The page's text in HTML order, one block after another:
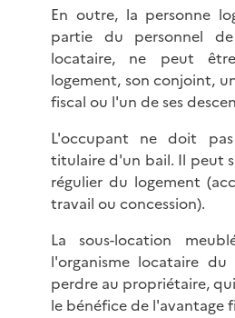
En outre, la personne
partie du personnel
locataire, ne peut
logement, son conjoint,
fiscal ou l'un de ses
L'occupant ne doit
titulaire d'un bail. Il peut
régulier du logement
travail ou concession).
La sous-location
l'organisme locataire
perdre au propriétaire,
le bénéfice de l'avantage